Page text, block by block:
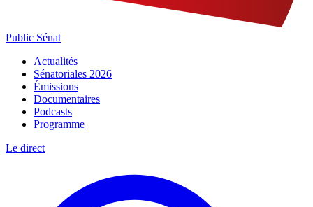
Public Sénat
Actualités
Sénatoriales 2026
Émissions
Documentaires
Podcasts
Programme
Le direct